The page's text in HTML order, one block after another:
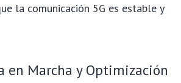
la comunicación 5G es estable y
en Marcha y Optimización